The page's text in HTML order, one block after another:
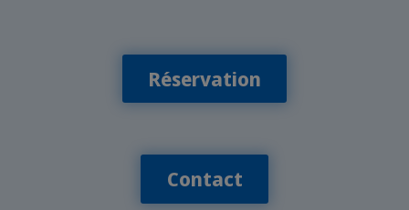
Réservation
Contact